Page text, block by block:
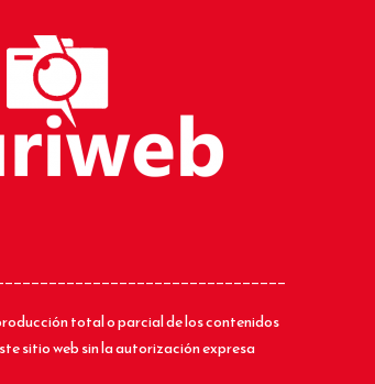
total o parcial de los contenidos
sitio web sin la autorización expresa